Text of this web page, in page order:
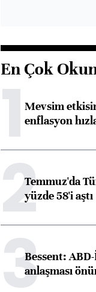
En Çok
1Mevsim
enflasyon
2Temmuz'da
yüzde 58'i aştı
3Bessent:
anlaşması